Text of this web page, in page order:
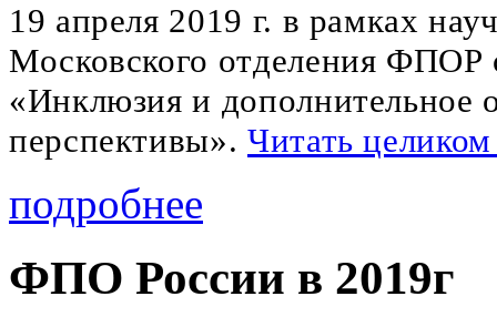
19 апреля 2019 г. в рамках
Московского отделения ФПОР
«Инклюзия и дополнительное
перспективы». Читать
подробнее
ФПО России в 2019г